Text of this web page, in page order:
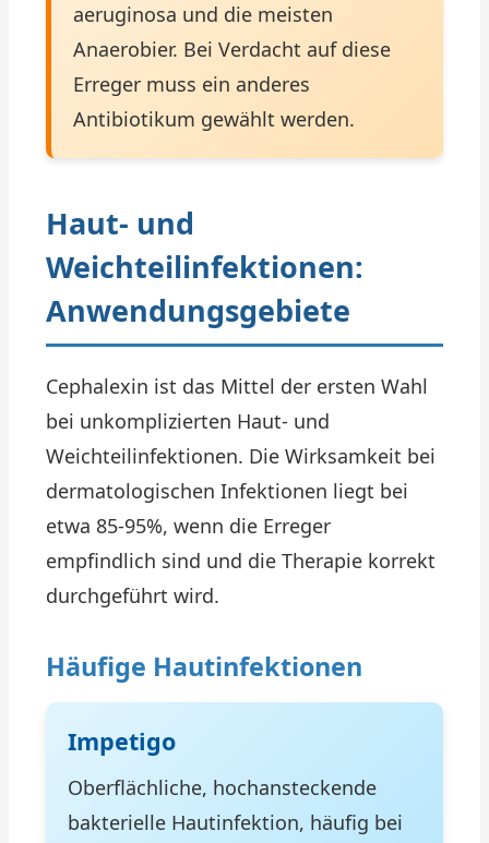
aeruginosa und die meisten
Anaerobier. Bei Verdacht auf diese
Erreger muss ein anderes
Antibiotikum gewählt werden.
Haut- und
Weichteilinfektionen:
Anwendungsgebiete
Cephalexin ist das Mittel der ersten Wahl
bei unkomplizierten Haut- und
Weichteilinfektionen. Die Wirksamkeit bei
dermatologischen Infektionen liegt bei
etwa 85-95%, wenn die Erreger
empfindlich sind und die Therapie korrekt
durchgeführt wird.
Häufige Hautinfektionen
Impetigo
Oberflächliche, hochansteckende
bakterielle Hautinfektion, häufig bei